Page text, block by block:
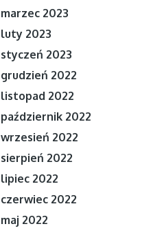
marzec 2023
luty 2023
styczeń 2023
grudzień 2022
listopad 2022
październik 2022
wrzesień 2022
sierpień 2022
lipiec 2022
czerwiec 2022
maj 2022